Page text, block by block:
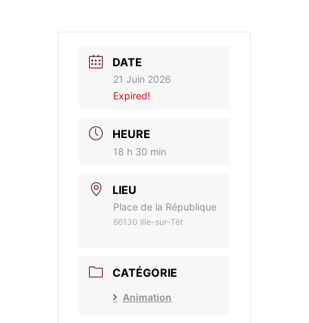
DATE
21 Juin 2026
Expired!
HEURE
18 h 30 min
LIEU
Place de la République
66130 Ille-sur-Têt
CATÉGORIE
Animation